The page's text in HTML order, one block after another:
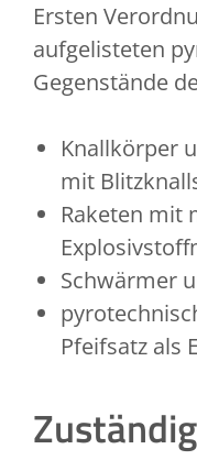
Ersten
aufgelisteten
Gegenstände
Knallkörper
mit
Raketen mit
Schwärmer
Pfeifsatz als